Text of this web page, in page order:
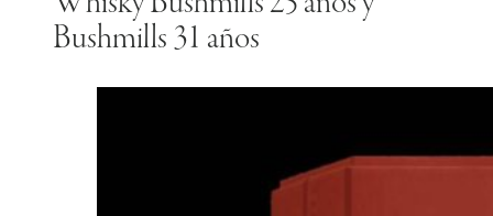
Bushmills 31 años